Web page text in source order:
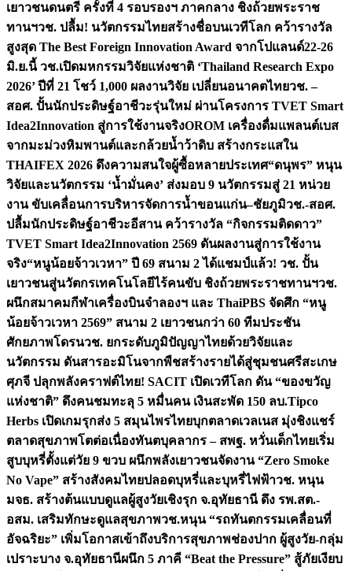
เยาวชนดนตรี ครั้งที่ 4 รอบรองฯ ภาคกลาง ชิงถ้วยพระราช
ทานฯวช. ปลื้ม! นวัตกรรมไทยสร้างชื่อบนเวทีโลก คว้ารางวัล
สูงสุด The Best Foreign Innovation Award จากโปแลนด์22-26
มิ.ย.นี้ วช.เปิดมหกรรมวิจัยแห่งชาติ ‘Thailand Research Expo
2026’ ปีที่ 21 โชว์ 1,000 ผลงานวิจัย เปลี่ยนอนาคตไทยวช. –
สอศ. ปั้นนักประดิษฐ์อาชีวะรุ่นใหม่ ผ่านโครงการ TVET Smart
Idea2Innovation สู่การใช้งานจริงOROM เครื่องดื่มแพลนต์เบส
จากมะม่วงหิมพานต์และกล้วยน้ำว้าดิบ สร้างกระแสใน
THAIFEX 2026 ดึงความสนใจผู้ซื้อหลายประเทศ“ดนุพร” หนุน
วิจัยและนวัตกรรม ‘น้ำมั่นคง’ ส่งมอบ 9 นวัตกรรมสู่ 21 หน่วย
งาน ขับเคลื่อนการบริหารจัดการน้ำขอนแก่น–ชัยภูมิวช.-สอศ.
ปลื้มนักประดิษฐ์อาชีวะอีสาน คว้ารางวัล “กิจกรรมติดดาว”
TVET Smart Idea2Innovation 2569 ดันผลงานสู่การใช้งาน
จริง“หนูน้อยจ้าวเวหา” ปี 69 สนาม 2 ได้แชมป์แล้ว! วช. ปั้น
เยาวชนสู่นวัตกรเทคโนโลยีไร้คนขับ ชิงถ้วยพระราชทานฯวช.
ผนึกสมาคมกีฬาเครื่องบินจำลองฯ และ ThaiPBS จัดศึก “หนู
น้อยจ้าวเวหา 2569” สนาม 2 เยาวชนกว่า 60 ทีมประชัน
ศักยภาพโดรนวช. ยกระดับภูมิปัญญาไทยด้วยวิจัยและ
นวัตกรรม ดันสารอะมิโนจากพืชสร้างรายได้สู่ชุมชนศรีสะเกษ
ศุภจี ปลุกพลังคราฟต์ไทย! SACIT เปิดเวทีโลก ดัน “ของขวัญ
แห่งชาติ” ดึงคนชมทะลุ 5 หมื่นคน เงินสะพัด 150 ลบ.Tipco
Herbs เปิดเกมรุกส่ง 5 สมุนไพรไทยบุกตลาดเวลเนส มุ่งชิงแชร์
ตลาดสุขภาพโตต่อเนื่องทันตบุคลากร – สพฐ. หวั่นเด็กไทยเริ่ม
สูบบุหรี่ตั้งแต่วัย 9 ขวบ ผนึกพลังเยาวชนจัดงาน “Zero Smoke
No Vape” สร้างสังคมไทยปลอดบุหรี่และบุหรี่ไฟฟ้าวช. หนุน
มจธ. สร้างต้นแบบดูแลผู้สูงวัยเชิงรุก จ.อุทัยธานี ดึง รพ.สต.-
อสม. เสริมทักษะดูแลสุขภาพวช.หนุน “รถทันตกรรมเคลื่อนที่
อัจฉริยะ” เพิ่มโอกาสเข้าถึงบริการสุขภาพช่องปาก ผู้สูงวัย-กลุ่ม
เปราะบาง จ.อุทัยธานีผนึก 5 ภาคี “Beat the Pressure” สู้ภัยเงียบ